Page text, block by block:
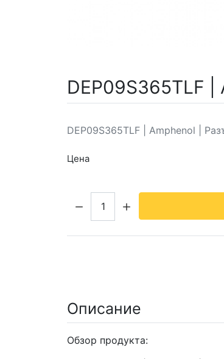
DEP09S365TLF
DEP09S365TLF | Amphenol |
Цена
Описание
Обзор продукта: